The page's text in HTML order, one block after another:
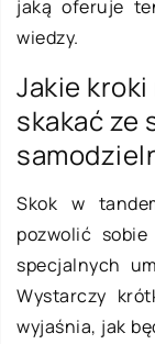
jaką oferuje
wiedzy.
Jakie
skakać ze
Skok w
pozwolić
specjalnych
Wystarczy
wyjaśnia, jak